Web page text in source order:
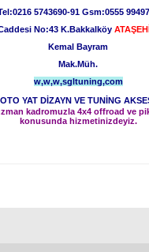
5743690-91 Gsm:0555
No:43 K.Bakkalköy
Kemal Bayram
Mak.Müh.
w,w,w,sgltuning,com
YAT DİZAYN VE TUNİNG
kadromuzla 4x4 offroad ve
konusunda hizmetinizdeyiz.